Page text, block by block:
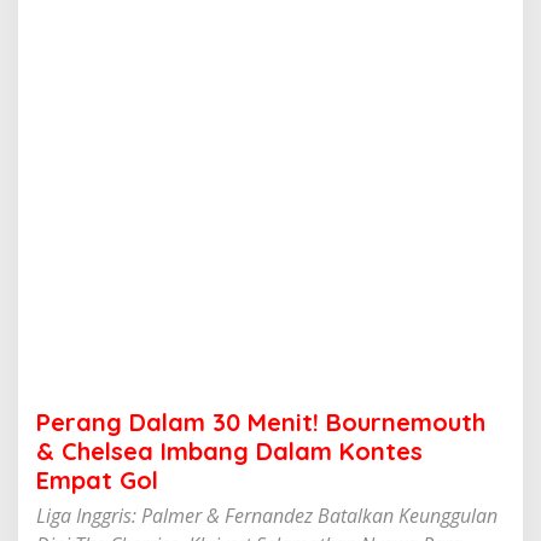
h
&
C
e
l
Perang Dalam 30 Menit! Bournemouth
& Chelsea Imbang Dalam Kontes
Empat Gol
Liga Inggris: Palmer & Fernandez Batalkan Keunggulan